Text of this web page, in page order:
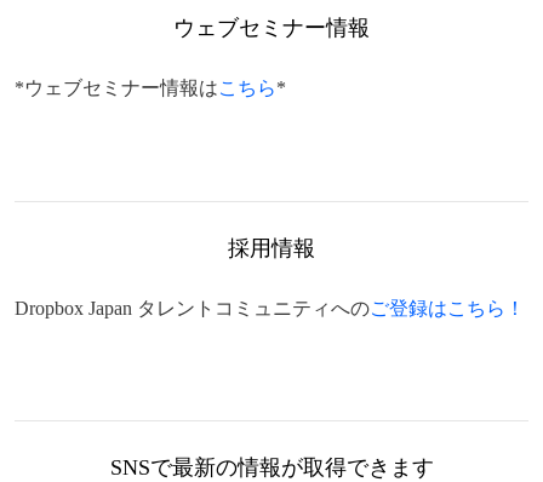
ウェブセミナー情報
*ウェブセミナー情報はこちら*
採用情報
Dropbox Japan タレントコミュニティへのご登録はこちら！
SNSで最新の情報が取得できます